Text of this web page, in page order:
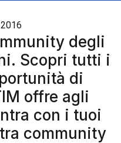
degli
Scopri tutti i
di
offre agli
con i tuoi
community